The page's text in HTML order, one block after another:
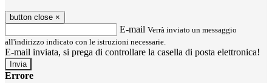
button close ×
E-mail Verrà inviato un messaggio
all'indirizzo indicato con le istruzioni necessarie.
E-mail inviata, si prega di controllare la casella di posta elettronica!
Errore